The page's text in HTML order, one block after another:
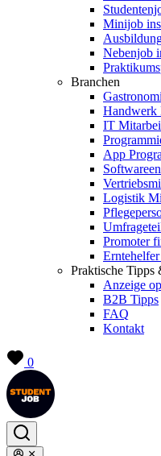
Minijob
Nebenjob
Branchen
Handwerk
IT
App
Logistik
Promoter
Praktische Tipps
Anzeige
B2B Tipps
FAQ
Kontakt
0